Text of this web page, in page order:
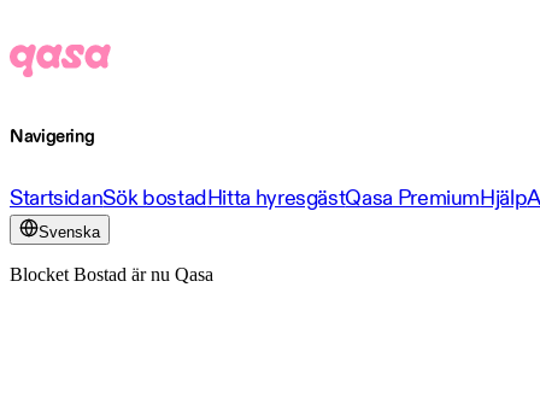
Navigering
StartsidanSök bostadHitta hyresgästQasa PremiumHjälp
Svenska
Blocket Bostad är nu Qasa